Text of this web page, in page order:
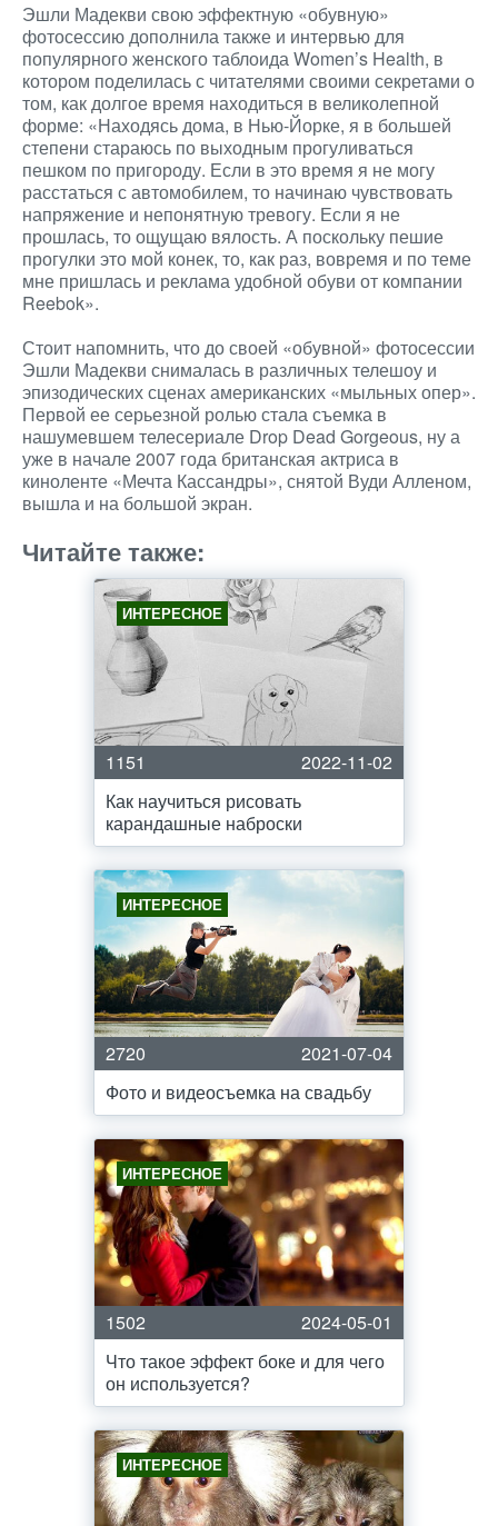
Эшли Мадекви свою эффектную «обувную»
фотосессию дополнила также и интервью для
популярного женского таблоида Women’s Health, в
котором поделилась с читателями своими секретами о
том, как долгое время находиться в великолепной
форме: «Находясь дома, в Нью-Йорке, я в большей
степени стараюсь по выходным прогуливаться
пешком по пригороду. Если в это время я не могу
расстаться с автомобилем, то начинаю чувствовать
напряжение и непонятную тревогу. Если я не
прошлась, то ощущаю вялость. А поскольку пешие
прогулки это мой конек, то, как раз, вовремя и по теме
мне пришлась и реклама удобной обуви от компании
Reebok».
Стоит напомнить, что до своей «обувной» фотосессии
Эшли Мадекви снималась в различных телешоу и
эпизодических сценах американских «мыльных опер».
Первой ее серьезной ролью стала съемка в
нашумевшем телесериале Drop Dead Gorgeous, ну а
уже в начале 2007 года британская актриса в
киноленте «Мечта Кассандры», снятой Вуди Алленом,
вышла и на большой экран.
Читайте также:
ИНТЕРЕСНОЕ
1151
2022-11-02
Как научиться рисовать
карандашные наброски
ИНТЕРЕСНОЕ
2720
2021-07-04
Фото и видеосъемка на свадьбу
ИНТЕРЕСНОЕ
1502
2024-05-01
Что такое эффект боке и для чего
он используется?
ИНТЕРЕСНОЕ